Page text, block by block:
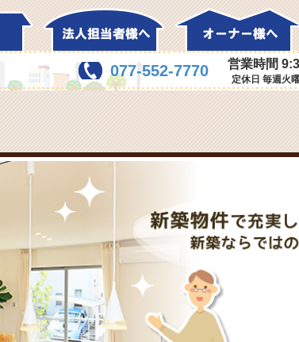
077-552-7770 営業時間
定休日 毎週火